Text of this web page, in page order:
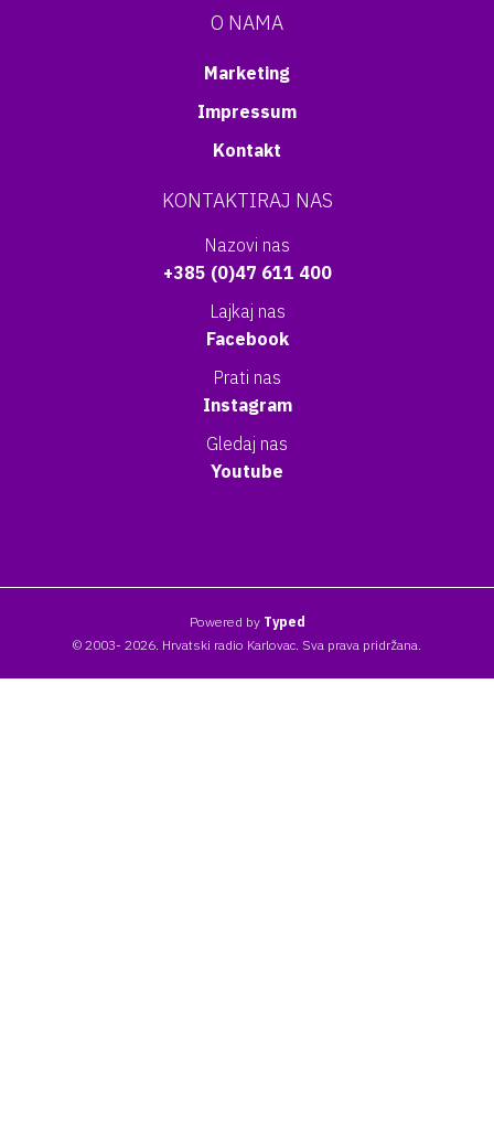
O NAMA
Marketing
Impressum
Kontakt
KONTAKTIRAJ NAS
Nazovi nas
+385 (0)47 611 400
Lajkaj nas
Facebook
Prati nas
Instagram
Gledaj nas
Youtube
Powered by Typed
© 2003- 2026. Hrvatski radio Karlovac. Sva prava pridržana.